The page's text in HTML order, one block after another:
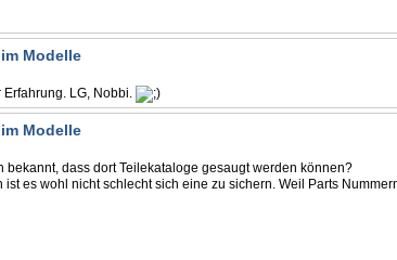
Modelle
LG, Nobbi.
Modelle
dass dort Teilekataloge gesaugt werden können?
es wohl nicht schlecht sich eine zu sichern. Weil Parts